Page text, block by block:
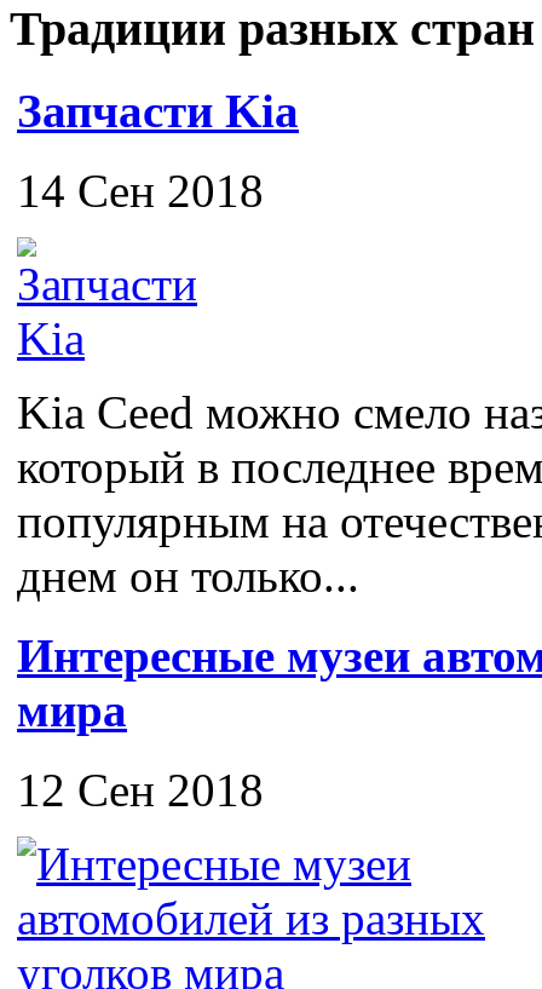
Традиции разных стран
Запчасти Kia
14 Сен 2018
Kia Ceed можно смело
который в последнее
популярным на
днем он только...
Интересные музеи
мира
12 Сен 2018